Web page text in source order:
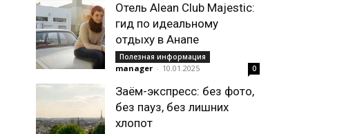
Отель Alean Club Majestic:
гид по идеальному
отдыху в Анапе
Полезная информация
manager - 10.01.2025 0
Заём-экспресс: без фото,
без пауз, без лишних
хлопот